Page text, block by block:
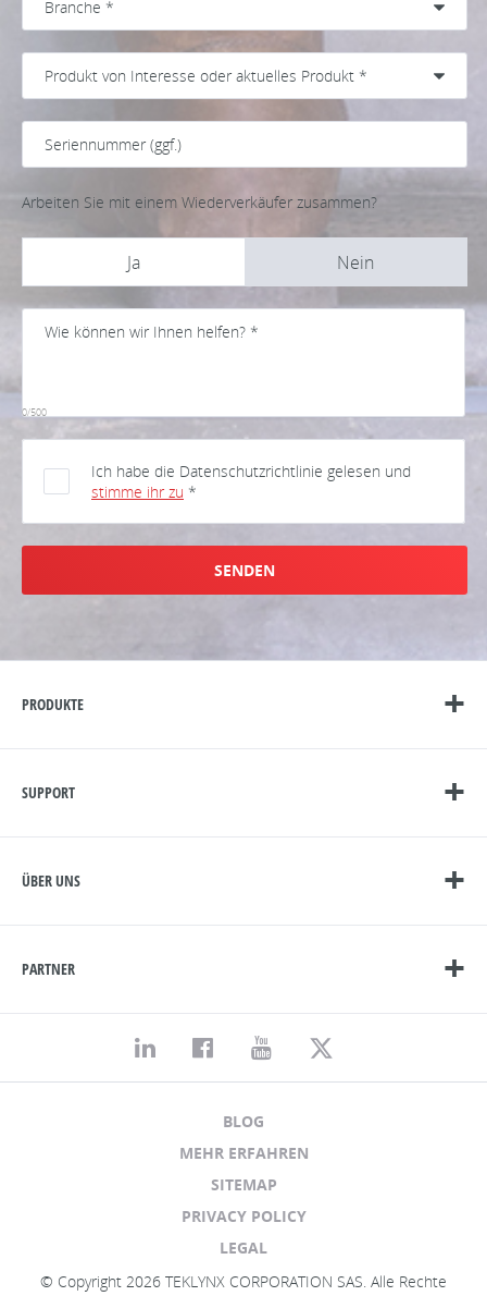
Arbeiten Sie mit einem Wiederverkäufer zusammen?
Ja Nein
0/500
Ich habe die Datenschutzrichtlinie gelesen und
stimme ihr zu *
SENDEN
PRODUKTE
SUPPORT
ÜBER UNS
PARTNER
© Copyright 2026 TEKLYNX CORPORATION SAS. Alle Rechte
BLOG
MEHR ERFAHREN
SITEMAP
PRIVACY POLICY
LEGAL